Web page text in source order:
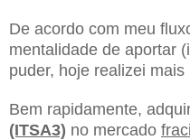
De acordo com meu
mentalidade de aportar
puder, hoje realizei mais
Bem rapidamente,
(ITSA3) no mercado